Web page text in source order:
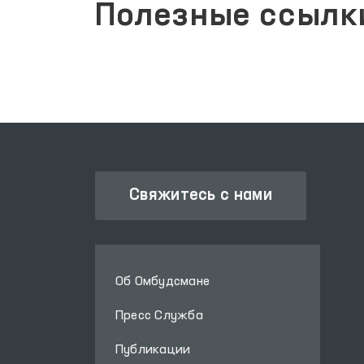
Полезные
Свяжитесь с нами
Об Омбудсмане
Пресс Служба
Публикации